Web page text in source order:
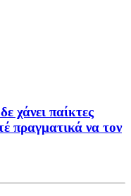
χάνει παίκτες
πραγματικά να τον